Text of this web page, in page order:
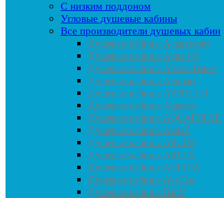
С низким поддоном
Угловые душевые кабины
Все производители душевых кабин
Душевые кабины Acguazzone
Душевые кабины Agua Joy
Душевые кабины Alvaro Banos
Душевые кабины Ammari
Душевые кабины APPOLLO
Душевые кабины Aquanet
Душевые кабины AQUAPULSE
Душевые кабины AquaZ
Душевые кабины ARCUS
Душевые кабины ARTEX
Душевые кабины AULICA
Душевые кабины AvaCan
Душевые кабины Banff